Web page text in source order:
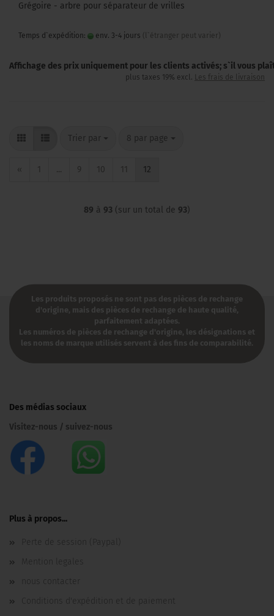
Grégoire - arbre pour séparateur de vrilles
Temps d`expédition: env. 3-4 jours (l`étranger peut varier)
Affichage des prix uniquement pour les clients activés; s`il vous
plus taxes 19% excl. Les frais de livraison
Trier par
Trier par 8 par page
par page
« 1 ... 9 10 11 12
89 à 93 (sur un total de 93)
Les produits proposés ne sont pas des pièces de rechange
d'origine, mais des pièces de rechange de haute qualité,
parfaitement adaptées.
Les numéros de pièces de rechange d'origine, les désignations et
les noms de marque utilisés servent à des fins de comparabilité.​
Des médias sociaux
Visitez-nous / suivez-nous
Plus à propos...
Perte de session (Paypal)
Mention legales
nous contacter
Conditions d'expédition et de paiement